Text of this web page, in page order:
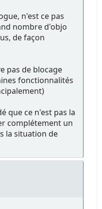
n'est ce pas
nombre d'objo
de façon
pas de blocage
fonctionnalités
que ce n'est pas la
complétement un
la situation de